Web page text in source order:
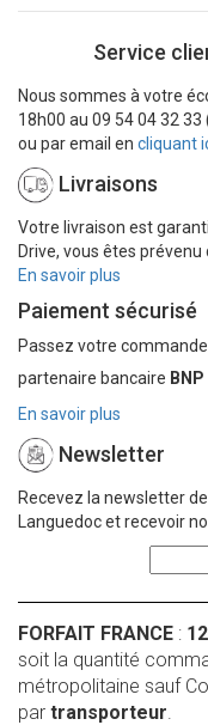
Service
Nous sommes à votre
18h00 au 09 54 04 32
ou par email en cliquant
Livraisons
Votre livraison est
Drive, vous êtes
En savoir plus
Paiement sécurisé
Passez votre
partenaire bancaire
En savoir plus
Newsletter
Recevez la newsletter
Languedoc et recevoir
FORFAIT FRANCE :
soit la quantité
métropolitaine sauf
par transporteur.